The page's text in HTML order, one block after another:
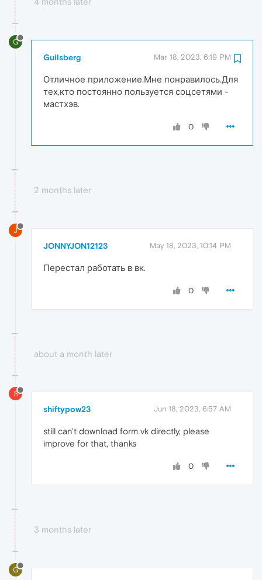
G
Guilsberg Mar 18, 2023, 6:19 PM
Отличное приложение.Мне понравилось.Для
тех,кто постоянно пользуется соцсетями -
мастхэв.
0
2 months later
J
JONNYJON12123 May 18, 2023, 10:14 PM
Перестал работать в вк.
0
about a month later
S
shiftypow23 Jun 18, 2023, 6:57 AM
still can't download form vk directly, please
improve for that, thanks
0
3 months later
G